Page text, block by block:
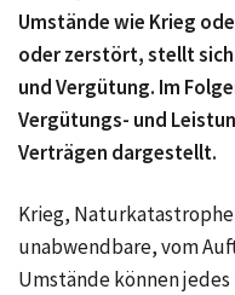
Umstände wie Krieg
oder zerstört, stellt
und Vergütung. Im
Vergütungs- und
Verträgen dargestellt.
Krieg,
unabwendbare, vom
Umstände können